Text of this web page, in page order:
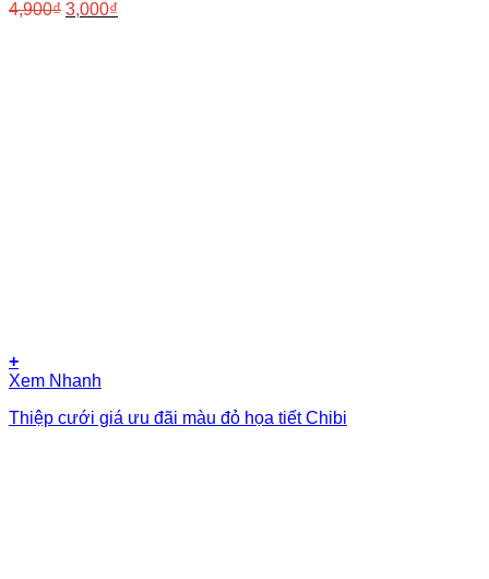
4,900₫ Giá
3,000₫
+
Xem Nhanh
Thiệp cưới giá ưu đãi màu đỏ họa tiết Chibi